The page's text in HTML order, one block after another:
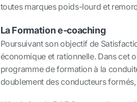
toutes marques poids-lourd et
La Formation e-coaching
Poursuivant son objectif de
économique et rationnelle. Dans cet
programme de formation à la
doublement des conducteurs